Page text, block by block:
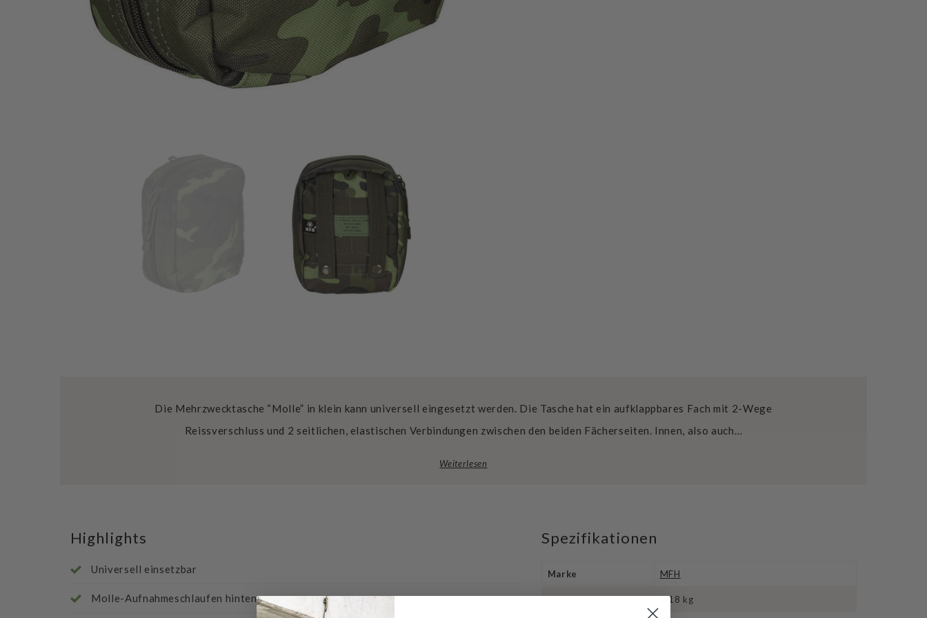
Die Mehrzwecktasche “Molle” in klein kann universell eingesetzt werden. Die Tasche hat ein aufklappbares Fach mit 2-Wege
Reissverschluss und 2 seitlichen, elastischen Verbindungen zwischen den beiden Fächerseiten. Innen, also auch…
Weiterlesen
Highlights
Universell einsetzbar
Molle-Aufnahmeschlaufen hinten
Spezifikationen
Marke MFH
Gewicht 0.18 kg